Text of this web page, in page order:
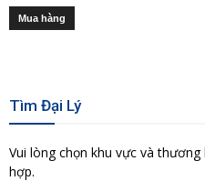
Mua hàng
Tìm Đại Lý
Vui lòng chọn khu vực và
hợp.